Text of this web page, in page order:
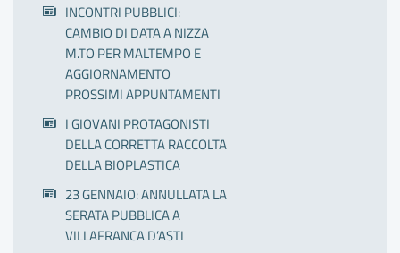
INCONTRI PUBBLICI:
CAMBIO DI DATA A NIZZA
M.TO PER MALTEMPO E
AGGIORNAMENTO
PROSSIMI APPUNTAMENTI
I GIOVANI PROTAGONISTI
DELLA CORRETTA RACCOLTA
DELLA BIOPLASTICA
23 GENNAIO: ANNULLATA LA
SERATA PUBBLICA A
VILLAFRANCA D’ASTI